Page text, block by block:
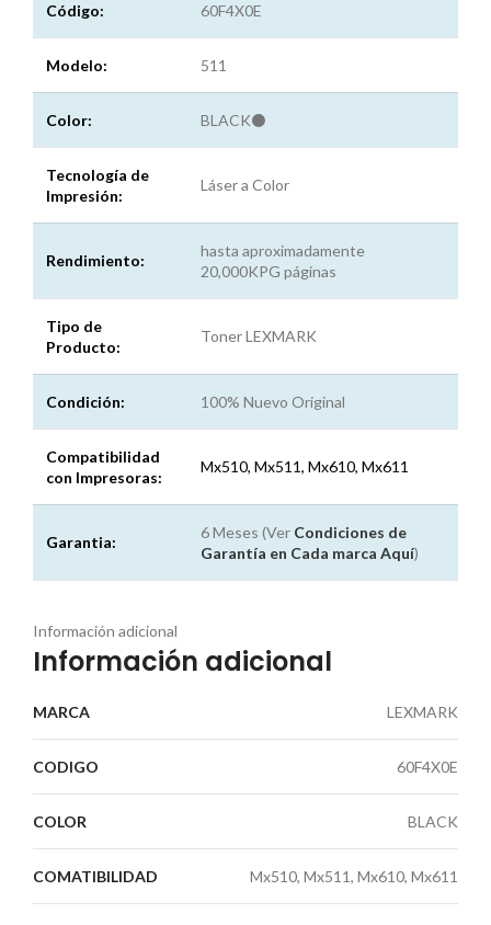
Código: 60F4X0E
Modelo: 511
Color: BLACK⚫
Tecnología de
Impresión:
Láser a Color
Rendimiento:
hasta aproximadamente
20,000KPG páginas
Tipo de
Producto:
Toner LEXMARK
Condición: 100% Nuevo Original
Compatibilidad
con Impresoras:
Mx510, Mx511, Mx610, Mx611
Garantia:
6 Meses (Ver Condiciones de
Garantía en Cada marca Aquí)
Información adicional
Información adicional
MARCA LEXMARK
CODIGO 60F4X0E
COLOR BLACK
COMATIBILIDAD Mx510, Mx511, Mx610, Mx611